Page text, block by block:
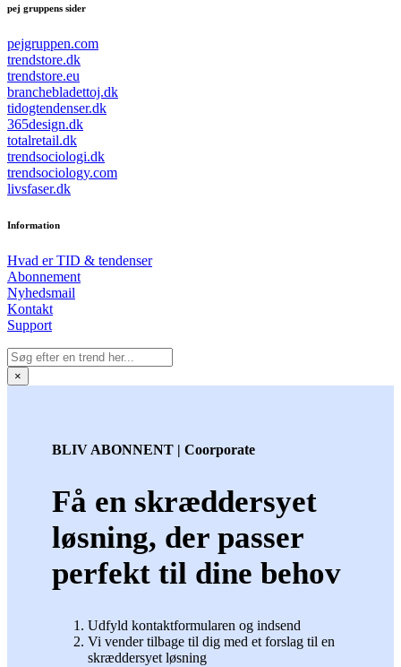
pej gruppens sider
pejgruppen.com
trendstore.dk
trendstore.eu
branchebladettoj.dk
tidogtendenser.dk
365design.dk
totalretail.dk
trendsociologi.dk
trendsociology.com
livsfaser.dk
Information
Hvad er TID & tendenser
Abonnement
Nyhedsmail
Kontakt
Support
×
BLIV ABONNENT | Coorporate
Få en skræddersyet
løsning, der passer
perfekt til dine behov
Udfyld kontaktformularen og indsend
Vi vender tilbage til dig med et forslag til en
skræddersyet løsning